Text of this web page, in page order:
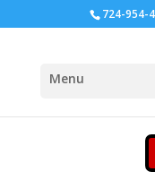
724-954-